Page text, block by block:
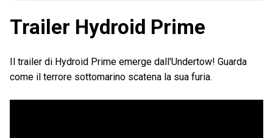
Trailer Hydroid Prime
Il trailer di Hydroid Prime emerge dall'Undertow! Guarda
come il terrore sottomarino scatena la sua furia.